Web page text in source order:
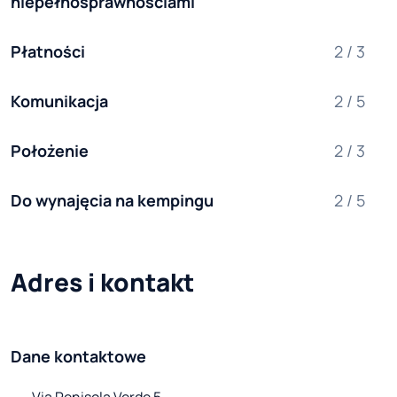
Płatności 2 / 3
Komunikacja 2 / 5
Położenie 2 / 3
Do wynajęcia na kempingu 2 / 5
Adres i kontakt
Dane kontaktowe